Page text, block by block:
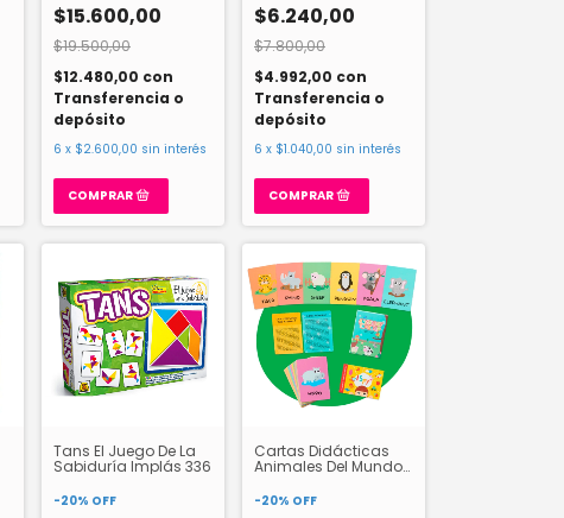
$15.600,00
$19.500,00
$12.480,00 con
Transferencia o
depósito
6 x $2.600,00 sin interés
$6.240,00
$7.800,00
$4.992,00 con
Transferencia o
depósito
6 x $1.040,00 sin interés
Tans El Juego De La
Sabiduría Implás 336
-20% OFF
Cartas Didácticas
Animales Del Mundo
-20% OFF